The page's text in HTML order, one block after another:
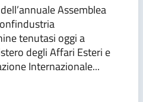
Assemblea
tenutasi oggi a
degli Affari Esteri e
Internazionale...